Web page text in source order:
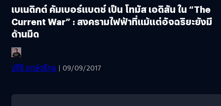
เบเนดิกต์ คัมเบอร์แบตช์ เป็น โทมัส เอดิสัน ใน “The
Current War” : สงครามไฟฟ้าที่แม้แต่อัจฉริยะยังมี
ด้านมืด
ปรีดี ฤกษ์วลีกุล | 09/09/2017